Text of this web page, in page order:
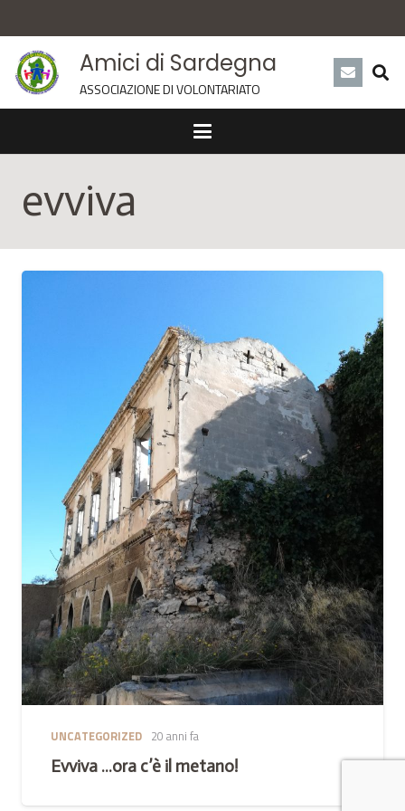
Amici di Sardegna
ASSOCIAZIONE DI VOLONTARIATO
evviva
UNCATEGORIZED 20 anni fa
Evviva …ora c’è il metano!